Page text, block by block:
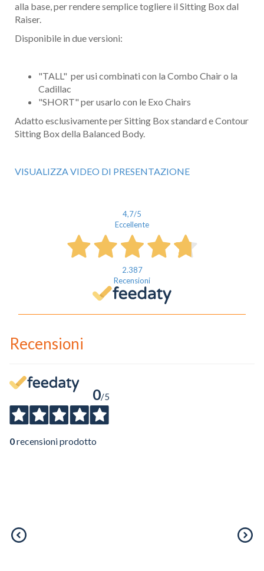
alla base, per rendere semplice togliere il Sitting Box dal
Raiser.
Disponibile in due versioni:
"TALL" per usi combinati con la Combo Chair o la
Cadillac
"SHORT" per usarlo con le Exo Chairs
Adatto esclusivamente per Sitting Box standard e Contour
Sitting Box della Balanced Body.
VISUALIZZA VIDEO DI PRESENTAZIONE
4,7/5
Eccellente
2.387
Recensioni
Recensioni
0/5
0recensioni prodotto